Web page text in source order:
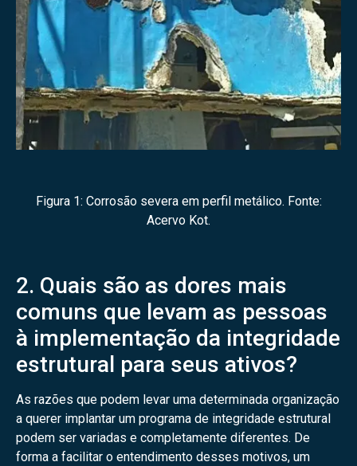
Figura 1: Corrosão severa em perfil metálico. Fonte:
Acervo Kot.
2. Quais são as dores mais
comuns que levam as pessoas
à implementação da integridade
estrutural para seus ativos?
As razões que podem levar uma determinada organização
a querer implantar um programa de integridade estrutural
podem ser variadas e completamente diferentes. De
forma a facilitar o entendimento desses motivos, um